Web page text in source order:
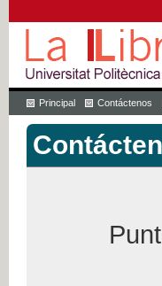
Principal Contáctenos
Punto